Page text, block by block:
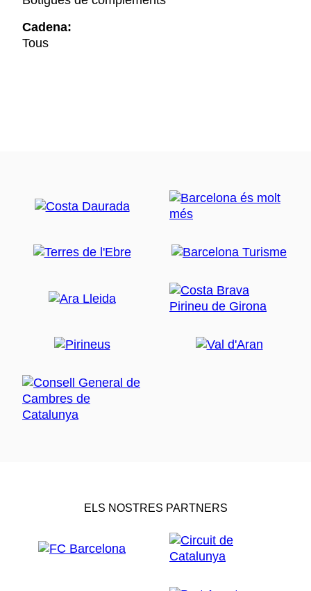
Cadena:
Tous
ELS NOSTRES PARTNERS